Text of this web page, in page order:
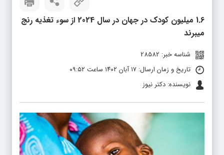
1.6 میلیون کودک در جهان در سال 2024 از سوء تغذیه رنج
میبرند
شناسه خبر: 28582
تاریخ و زمان ارسال: ۱۷ آبان ۱۴۰۲ ساعت ۰۹:۵۲
نویسنده: دکتر نیوز